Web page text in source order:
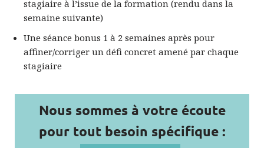
stagiaire à l’issue de la formation (rendu dans la
semaine suivante)
Une séance bonus 1 à 2 semaines après pour
affiner/corriger un défi concret amené par chaque
stagiaire
Nous sommes à votre écoute
pour tout besoin spécifique :